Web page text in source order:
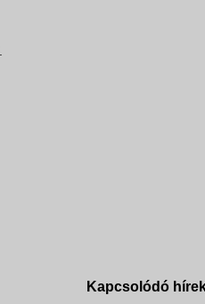
Kapcsolódó